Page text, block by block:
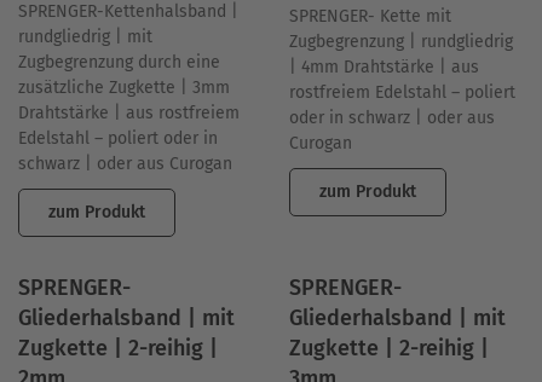
SPRENGER-Kettenhalsband |
rundgliedrig | mit
Zugbegrenzung durch eine
zusätzliche Zugkette | 3mm
Drahtstärke | aus rostfreiem
Edelstahl – poliert oder in
schwarz | oder aus Curogan
zum Produkt
SPRENGER- Kette mit
Zugbegrenzung | rundgliedrig
| 4mm Drahtstärke | aus
rostfreiem Edelstahl – poliert
oder in schwarz | oder aus
Curogan
zum Produkt
SPRENGER-
Gliederhalsband | mit
Zugkette | 2-reihig |
SPRENGER-
Gliederhalsband | mit
Zugkette | 2-reihig |